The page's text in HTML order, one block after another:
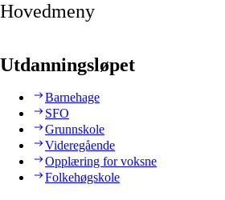
Hovedmeny
Utdanningsløpet
Barnehage
SFO
Grunnskole
Videregående
Opplæring for voksne
Folkehøgskole